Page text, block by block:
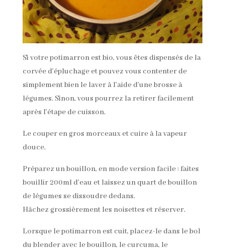
Si votre potimarron est bio, vous êtes dispensés de la
corvée d’épluchage et pouvez vous contenter de
simplement bien le laver à l’aide d’une brosse à
légumes. Sinon, vous pourrez la retirer facilement
après l’étape de cuisson.
Le couper en gros morceaux et cuire à la vapeur
douce.
Préparez un bouillon, en mode version facile : faites
bouillir 200ml d’eau et laissez un quart de bouillon
de légumes se dissoudre dedans.
Hâchez grossièrement les noisettes et réserver.
Lorsque le potimarron est cuit, placez-le dans le bol
du blender avec le bouillon, le curcuma, le